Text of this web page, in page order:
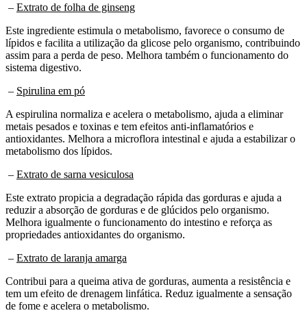
– Extrato de folha de ginseng
Este ingrediente estimula o metabolismo, favorece o consumo de
lípidos e facilita a utilização da glicose pelo organismo, contribuindo
assim para a perda de peso. Melhora também o funcionamento do
sistema digestivo.
– Spirulina em pó
A espirulina normaliza e acelera o metabolismo, ajuda a eliminar
metais pesados e toxinas e tem efeitos anti-inflamatórios e
antioxidantes. Melhora a microflora intestinal e ajuda a estabilizar o
metabolismo dos lípidos.
– Extrato de sarna vesiculosa
Este extrato propicia a degradação rápida das gorduras e ajuda a
reduzir a absorção de gorduras e de glúcidos pelo organismo.
Melhora igualmente o funcionamento do intestino e reforça as
propriedades antioxidantes do organismo.
– Extrato de laranja amarga
Contribui para a queima ativa de gorduras, aumenta a resistência e
tem um efeito de drenagem linfática. Reduz igualmente a sensação
de fome e acelera o metabolismo.